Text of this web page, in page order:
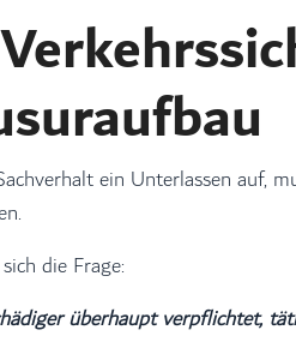
ein Unterlassen auf,
die Frage:
überhaupt verpflichtet,